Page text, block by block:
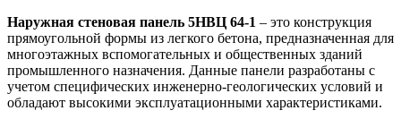
Наружная стеновая панель 5НВЦ 64-1 – это конструкция
прямоугольной формы из легкого бетона, предназначенная для
многоэтажных вспомогательных и общественных зданий
промышленного назначения. Данные панели разработаны с
учетом специфических инженерно-геологических условий и
обладают высокими эксплуатационными характеристиками.